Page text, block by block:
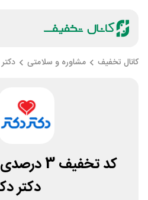
کانال تخفیف مشاوره و سلامتی
کد تخفیف
دکتر